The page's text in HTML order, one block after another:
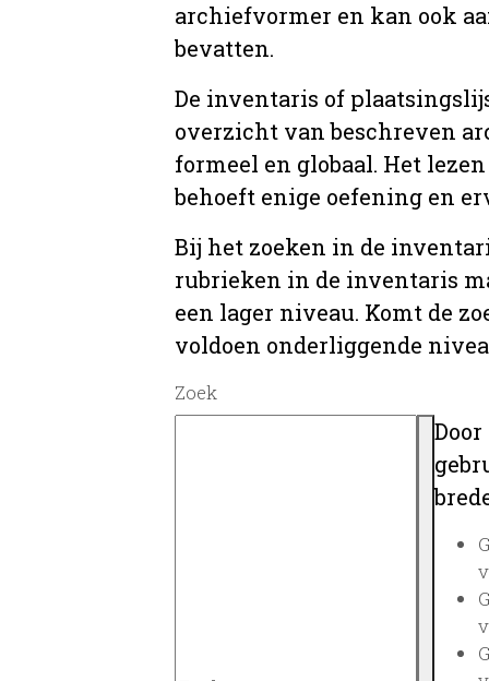
archiefvormer en kan ook
bevatten.
De inventaris of
overzicht van beschreven
formeel en globaal. Het
behoeft enige oefening en
Bij het zoeken in de
rubrieken in de inventaris
een lager niveau. Komt de
voldoen onderliggende
Zoek